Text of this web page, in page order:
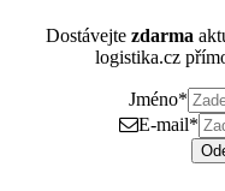
Dostávejte zdarma
logistika.cz
Jméno*
E-mail*